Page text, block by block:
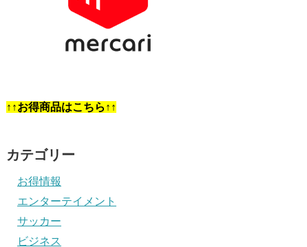
↑↑お得商品はこちら↑↑
カテゴリー
お得情報
エンターテイメント
サッカー
ビジネス